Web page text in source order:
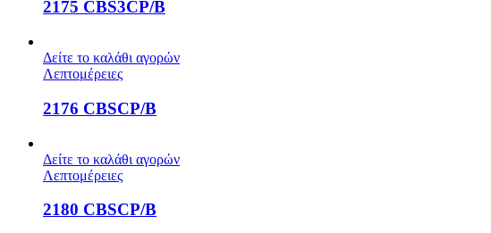
2175 CBS3CP/B
Δείτε το καλάθι αγορών
Λεπτομέρειες
2176 CBSCP/B
Δείτε το καλάθι αγορών
Λεπτομέρειες
2180 CBSCP/B